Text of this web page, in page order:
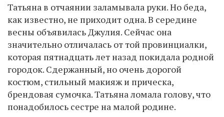
Татьяна в отчаянии заламывала руки. Но беда,
как известно, не приходит одна. В середине
весны объявилась Джулия. Сейчас она
значительно отличалась от той провинциалки,
которая пятнадцать лет назад покидала родной
городок. Сдержанный, но очень дорогой
костюм, стильный макияж и прическа,
брендовая сумочка. Татьяна ломала голову, что
понадобилось сестре на малой родине.